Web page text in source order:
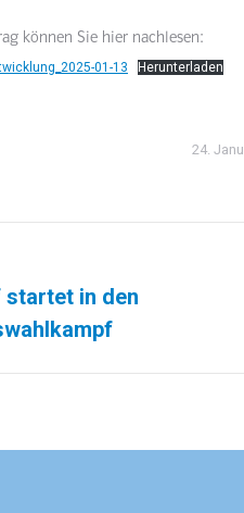
können Sie hier nachlesen:
01-13 Herunterladen
24.
in den